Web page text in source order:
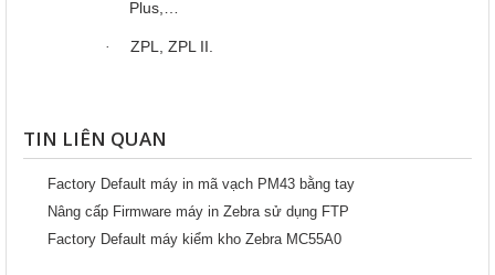
Plus,…
· ZPL, ZPL II.
TIN LIÊN QUAN
Factory Default máy in mã vạch PM43 bằng tay
Nâng cấp Firmware máy in Zebra sử dụng FTP
Factory Default máy kiểm kho Zebra MC55A0